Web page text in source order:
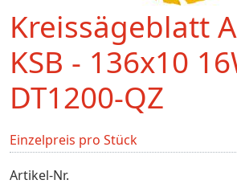
Kreissägeblatt
KSB - 136x10
DT1200-QZ
Einzelpreis pro Stück
Artikel-Nr.